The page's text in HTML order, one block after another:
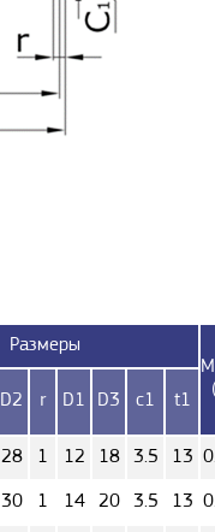
Размеры
D2 r D1 D3 c1 t1
28 1 12 18 3.5 13
30 1 14 20 3.5 13